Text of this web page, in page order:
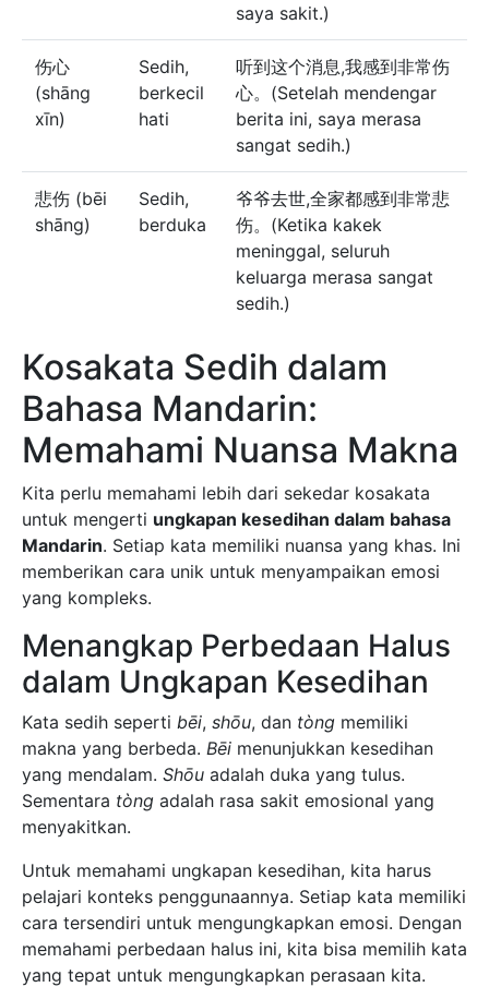
saya sakit.)
伤心
(shāng
xīn)
Sedih,
berkecil
hati
听到这个消息,我感到非常伤
心。(Setelah mendengar
berita ini, saya merasa
sangat sedih.)
悲伤 (bēi
shāng)
Sedih,
berduka
爷爷去世,全家都感到非常悲
伤。(Ketika kakek
meninggal, seluruh
keluarga merasa sangat
sedih.)
Kosakata Sedih dalam
Bahasa Mandarin:
Memahami Nuansa Makna
Kita perlu memahami lebih dari sekedar kosakata
untuk mengerti ungkapan kesedihan dalam bahasa
Mandarin. Setiap kata memiliki nuansa yang khas. Ini
memberikan cara unik untuk menyampaikan emosi
yang kompleks.
Menangkap Perbedaan Halus
dalam Ungkapan Kesedihan
Kata sedih seperti bēi, shōu, dan tòng memiliki
makna yang berbeda. Bēi menunjukkan kesedihan
yang mendalam. Shōu adalah duka yang tulus.
Sementara tòng adalah rasa sakit emosional yang
menyakitkan.
Untuk memahami ungkapan kesedihan, kita harus
pelajari konteks penggunaannya. Setiap kata memiliki
cara tersendiri untuk mengungkapkan emosi. Dengan
memahami perbedaan halus ini, kita bisa memilih kata
yang tepat untuk mengungkapkan perasaan kita.